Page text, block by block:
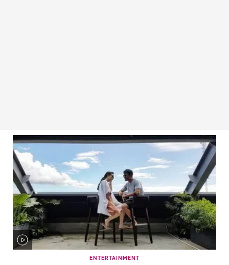
ENTERTAINMENT